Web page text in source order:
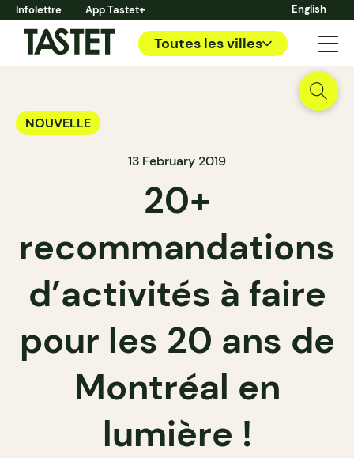
Infolettre App Tastet+ English
Toutes les villes
NOUVELLE
13 February 2019
20+
recommandations
d’activités à faire
pour les 20 ans de
Montréal en
lumière !